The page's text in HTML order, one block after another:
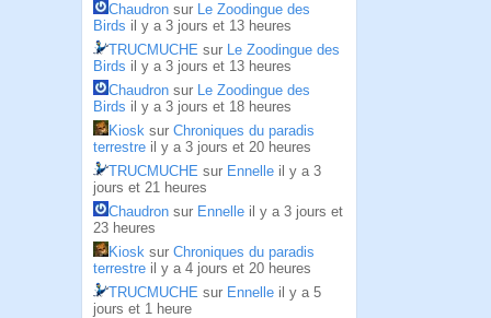
Chaudron sur Le Zoodingue des
Birds il y a 3 jours et 13 heures
TRUCMUCHE sur Le Zoodingue des
Birds il y a 3 jours et 13 heures
Chaudron sur Le Zoodingue des
Birds il y a 3 jours et 18 heures
Kiosk sur Chroniques du paradis
terrestre il y a 3 jours et 20 heures
TRUCMUCHE sur Ennelle il y a 3
jours et 21 heures
Chaudron sur Ennelle il y a 3 jours et
23 heures
Kiosk sur Chroniques du paradis
terrestre il y a 4 jours et 20 heures
TRUCMUCHE sur Ennelle il y a 5
jours et 1 heure